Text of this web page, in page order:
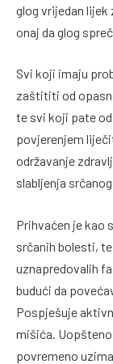
glog vrijedan lijek
onaj da glog
Svi koji imaju
zaštititi od
te svi koji pate
povjerenjem
održavanje
slabljenja
Prihvaćen je kao
srčanih bolesti,
uznapredovalih
budući da
Pospješuje
mišića.
povremeno